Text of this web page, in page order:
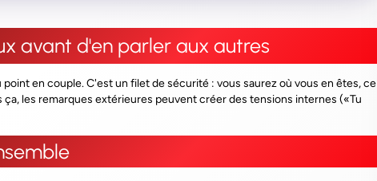
avant d'en parler aux autres
en couple. C'est un filet de sécurité : vous saurez où vous en êtes, ce
les remarques extérieures peuvent créer des tensions internes («Tu